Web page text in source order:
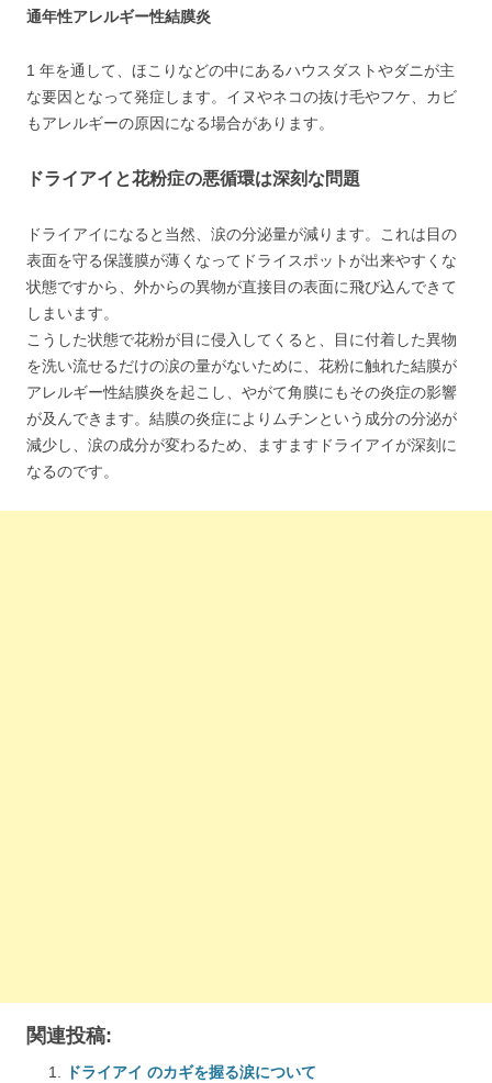
通年性アレルギー性結膜炎
1 年を通して、ほこりなどの中にあるハウスダストやダニが主
な要因となって発症します。イヌやネコの抜け毛やフケ、カビ
もアレルギーの原因になる場合があります。
ドライアイと花粉症の悪循環は深刻な問題
ドライアイになると当然、涙の分泌量が減ります。これは目の
表面を守る保護膜が薄くなってドライスポットが出来やすくな
状態ですから、外からの異物が直接目の表面に飛び込んできて
しまいます。
こうした状態で花粉が目に侵入してくると、目に付着した異物
を洗い流せるだけの涙の量がないために、花粉に触れた結膜が
アレルギー性結膜炎を起こし、やがて角膜にもその炎症の影響
が及んできます。結膜の炎症によりムチンという成分の分泌が
減少し、涙の成分が変わるため、ますますドライアイが深刻に
なるのです。
関連投稿:
ドライアイ のカギを握る涙について